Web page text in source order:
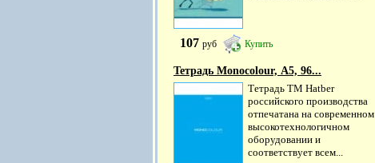
107 руб Купить
Тетрадь Monocolour, А5, 96...
Тетрадь ТМ Hatber
российского производства
отпечатана на современном
высокотехнологичном
оборудовании и
соответствует всем...